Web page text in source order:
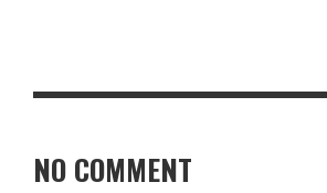
NO COMMENT